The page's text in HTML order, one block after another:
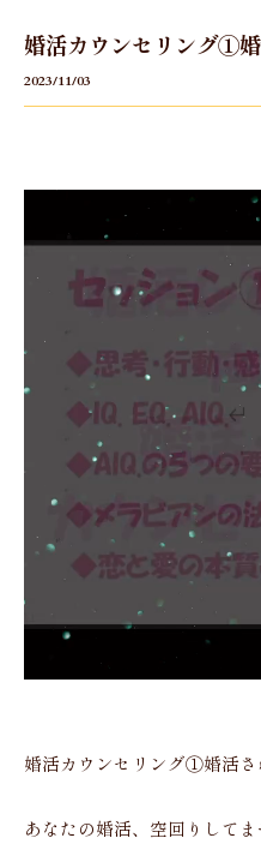
婚活カウンセリング①
2023/11/03
婚活カウンセリング①婚活
あなたの婚活、空回りしてま